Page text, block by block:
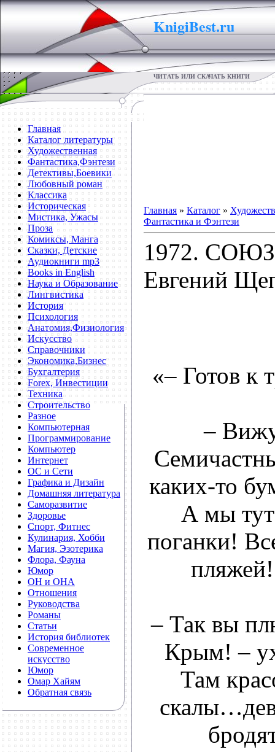
KnigiBest.ru
ЧИТАТЬ ИЛИ СКАЧАТЬ КНИГИ
Главная
Каталог литературы
Художественная
Фантастика,Фэнтези
Детективы,Боевики
Любовный роман
Классика
Историческая
Мистика, Ужасы
Проза
Комиксы, Манга
Сказки, Детские
Аудиокниги mp3
Books in English
Наука и Образование
Лингвистика
История
Психология
Анатомия,Физиология
Искусство
Справочники
Экономика,Бизнес
Бухгалтерия
Forex, Инвестиции
Техника
Строительство
Разное
Компьютерная
Программирование
Компьютер
Интернет
ОС и Сети
Графика и Дизайн
Домашняя литература
Саморазвитие
Здоровье
Спорт, Фитнес
Кулинария, Хобби
Магия, Эзотерика
Флора, Фауна
Юмор
ОН и ОНА
Отношения
Руководства
Романы
Статьи
История библиотек
Современное
искусство
Юмор
Омар Хайям
Обратная связь
Главная » Каталог »
Фантастика и Фэнтези
1972.
Евгений
«– Готов к
–
каких-то
А мы
поганки!
– Так вы
Крым! –
Там